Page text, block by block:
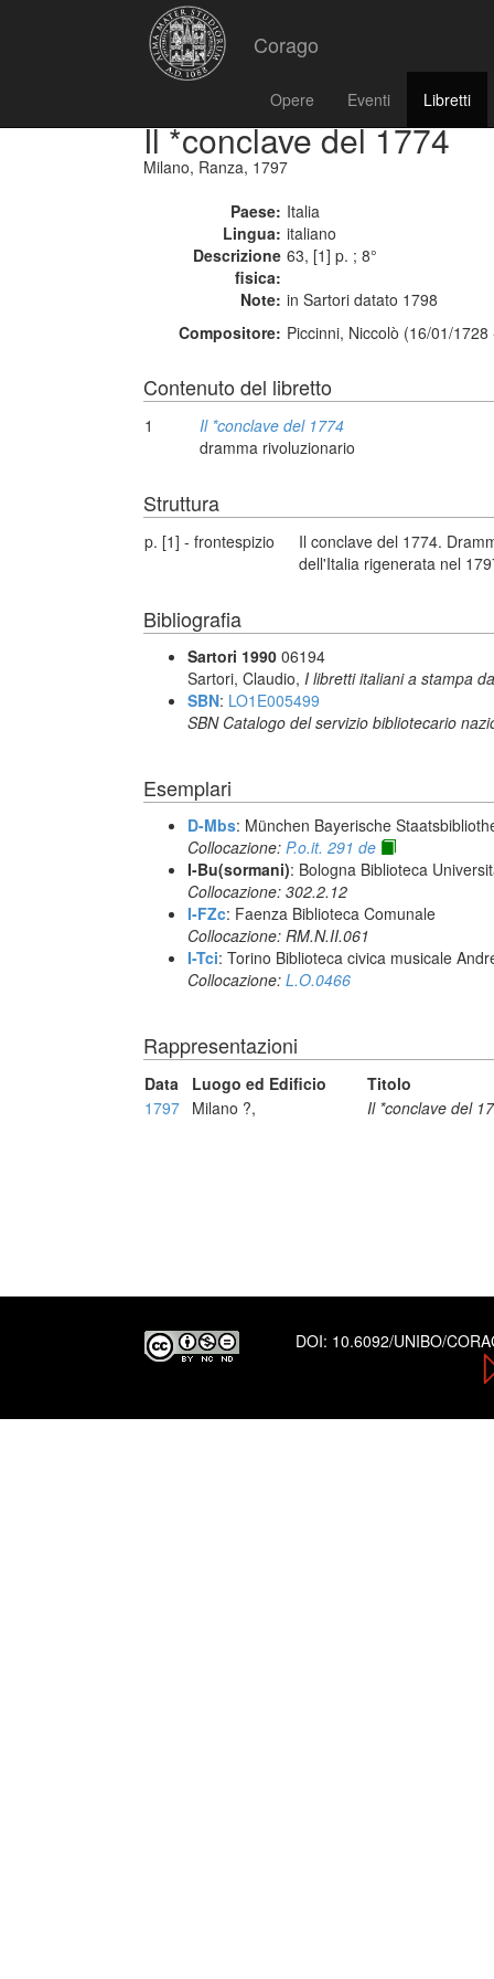
Corago
Opere Eventi Libretti
Il *conclave del 1774
Milano, Ranza, 1797
Paese: Italia
Lingua: italiano
Descrizione
fisica:
63, [1] p. ; 8°
Note: in Sartori datato 1798
Compositore: Piccinni, Niccolò (16/01/
Contenuto del libretto
1
Il *conclave del 1774
dramma rivoluzionario
Struttura
p. [1] - frontespizio
Il conclave del 1774.
dell'Italia rigenerata nel
Bibliografia
Sartori 1990 06194
Sartori, Claudio, I libretti italiani a stampa
SBN: LO1E005499
SBN Catalogo del servizio bibliotecario
Esemplari
D-Mbs: München Bayerische
Collocazione: P.o.it. 291 de
I-Bu(sormani): Bologna Biblioteca
Collocazione: 302.2.12
I-FZc: Faenza Biblioteca Comunale
Collocazione: RM.N.II.061
I-Tci: Torino Biblioteca civica musicale
Collocazione: L.O.0466
Rappresentazioni
Data Luogo ed Edificio
Titolo
1797 Milano ?, Il *conclave del
DOI: 10.6092/UNIBO/